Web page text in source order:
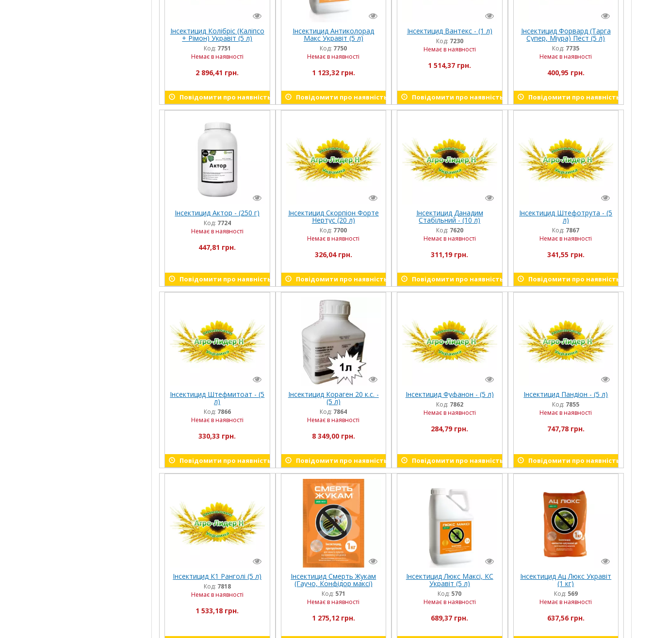
Інсектицид Колібріс (Каліпсо
+ Рімон) Укравіт (5 л)
Код: 7751
Немає в наявності
2 896,41 грн.
Повідомити про наявність
Інсектицид Антиколорад
Макс Укравіт (5 л)
Код: 7750
Немає в наявності
1 123,32 грн.
Повідомити про наявність
Інсектицид Вантекс - (1 л)
Код: 7230
Немає в наявності
1 514,37 грн.
Повідомити про наявність
Інсектицид Форвард (Тарга
Супер, Міура) Пест (5 л)
Код: 7735
Немає в наявності
400,95 грн.
Повідомити про наявність
Інсектицид Актор - (250 г)
Код: 7724
Немає в наявності
447,81 грн.
Повідомити про наявність
Інсектицид Скорпіон Форте
Нертус (20 л)
Код: 7700
Немає в наявності
326,04 грн.
Повідомити про наявність
Інсектицид Данадим
Стабiльний - (10 л)
Код: 7620
Немає в наявності
311,19 грн.
Повідомити про наявність
Інсектицид Штефотрута - (5
л)
Код: 7867
Немає в наявності
341,55 грн.
Повідомити про наявність
Інсектицид Штефмитоат - (5
л)
Код: 7866
Немає в наявності
330,33 грн.
Повідомити про наявність
Інсектицид Кораген 20 к.с. -
(5 л)
Код: 7864
Немає в наявності
8 349,00 грн.
Повідомити про наявність
Інсектицид Фуфанон - (5 л)
Код: 7862
Немає в наявності
284,79 грн.
Повідомити про наявність
Інсектицид Пандіон - (5 л)
Код: 7855
Немає в наявності
747,78 грн.
Повідомити про наявність
Інсектицид К1 Ранголі (5 л)
Код: 7818
Немає в наявності
1 533,18 грн.
Інсектицид Смерть Жукам
(Гаучо, Конфідор максі)
Укравіт (1 кг)
Код: 571
Немає в наявності
1 275,12 грн.
Інсектицид Люкс Максі, КС
Укравіт (5 л)
Код: 570
Немає в наявності
689,37 грн.
Інсектицид Ац Люкс Укравіт
(1 кг)
Код: 569
Немає в наявності
637,56 грн.